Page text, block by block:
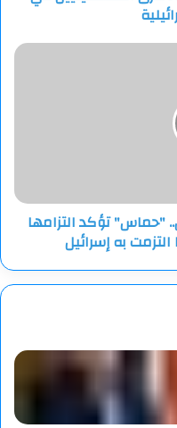
"حماس" تؤكد التزامها
به إسرائيل